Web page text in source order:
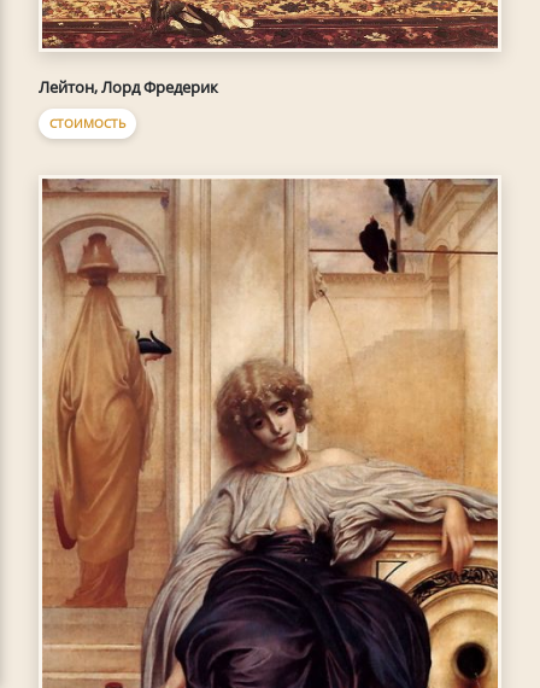
Лейтон, Лорд Фредерик
СТОИМОСТЬ